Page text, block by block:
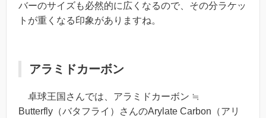
バーのサイズも必然的に広くなるので、その分ラケッ
トが重くなる印象がありますね。
アラミドカーボン
卓球王国さんでは、アラミドカーボン ≒
Butterfly（バタフライ）さんのArylate Carbon（アリ